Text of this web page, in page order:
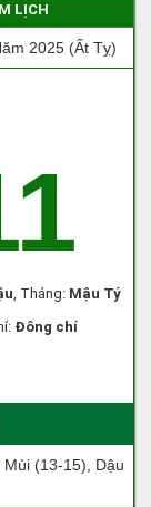
LỊCH
2025 (Ất Tỵ)
, Tháng: Mậu Tý
Đông chí
(13-15), Dậu